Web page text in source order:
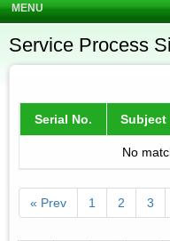
MENU
Service Process
Serial No. Subject
No
« Prev 1 2 3